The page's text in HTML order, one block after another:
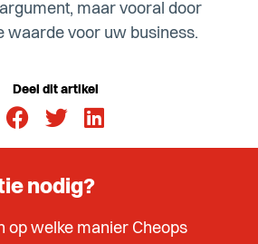
maar vooral door
waarde voor uw business.
Deel dit artikel
nodig?
op welke manier Cheops